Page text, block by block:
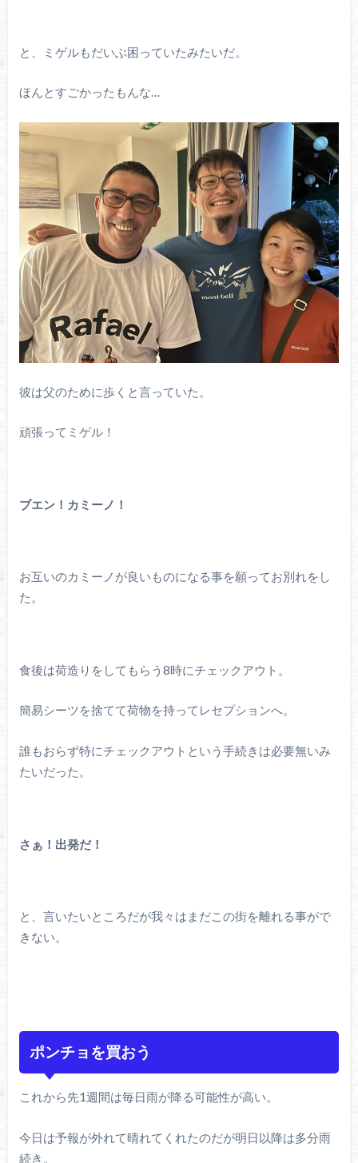
と、ミゲルもだいぶ困っていたみたいだ。
ほんとすごかったもんな…
彼は父のために歩くと言っていた。
頑張ってミゲル！
ブエン！カミーノ！
お互いのカミーノが良いものになる事を願ってお別れをし
た。
食後は荷造りをしてもらう8時にチェックアウト。
簡易シーツを捨てて荷物を持ってレセプションへ。
誰もおらず特にチェックアウトという手続きは必要無いみ
たいだった。
さぁ！出発だ！
と、言いたいところだが我々はまだこの街を離れる事がで
きない。
ポンチョを買おう
これから先1週間は毎日雨が降る可能性が高い。
今日は予報が外れて晴れてくれたのだが明日以降は多分雨
続き。